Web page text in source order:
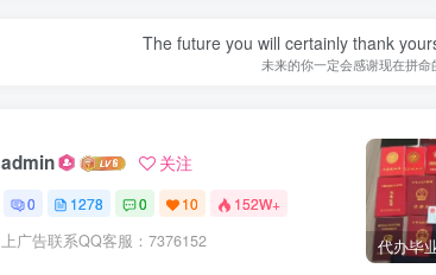
The future you will certainly thank
未来的你一定会感谢现在拼命
admin 关注
0 1278 0 10 152W+
上广告联系QQ客服：7376152